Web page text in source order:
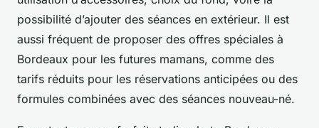
possibilité d’ajouter des séances en extérieur. Il est
aussi fréquent de proposer des offres spéciales à
Bordeaux pour les futures mamans, comme des
tarifs réduits pour les réservations anticipées ou des
formules combinées avec des séances nouveau-né.